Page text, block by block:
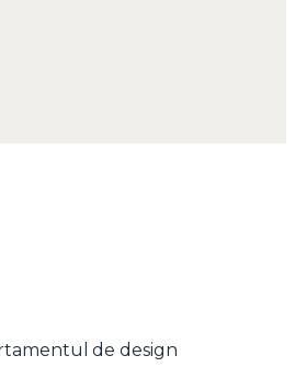
de design